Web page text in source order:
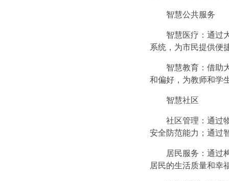
智慧公共服务
智慧医疗：通过
系统，为市民提供便
智慧教育：借助
和偏好，为教师和学
智慧社区
社区管理：通过
安全防范能力；通过
居民服务：通过
居民的生活质量和幸